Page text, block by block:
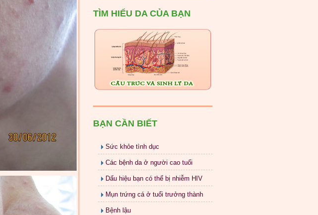
TÌM HIỂU DA CỦA BẠN
BẠN CẦN BIẾT
Sức khỏe tình dục
Các bệnh da ở người cao tuổi
Dấu hiệu bạn có thể bị nhiễm HIV
Mụn trứng cá ở tuổi trưởng thành
Bệnh lậu